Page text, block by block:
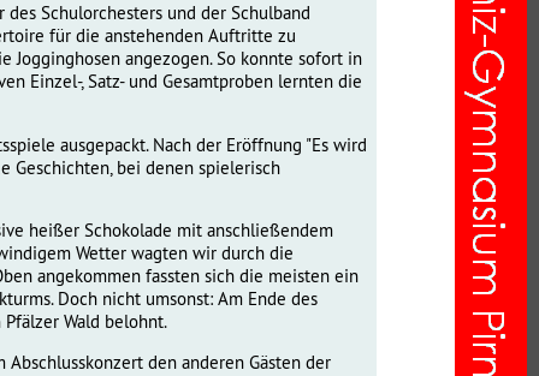
Schulorchesters und der Schulband
für die anstehenden Auftritte zu
angezogen. So konnte sofort in
Einzel-, Satz- und Gesamtproben lernten die
ausgepackt. Nach der Eröffnung "Es wird
Geschichten, bei denen spielerisch
heißer Schokolade mit anschließendem
Wetter wagten wir durch die
angekommen fassten sich die meisten ein
Doch nicht umsonst: Am Ende des
Wald belohnt.
den anderen Gästen der